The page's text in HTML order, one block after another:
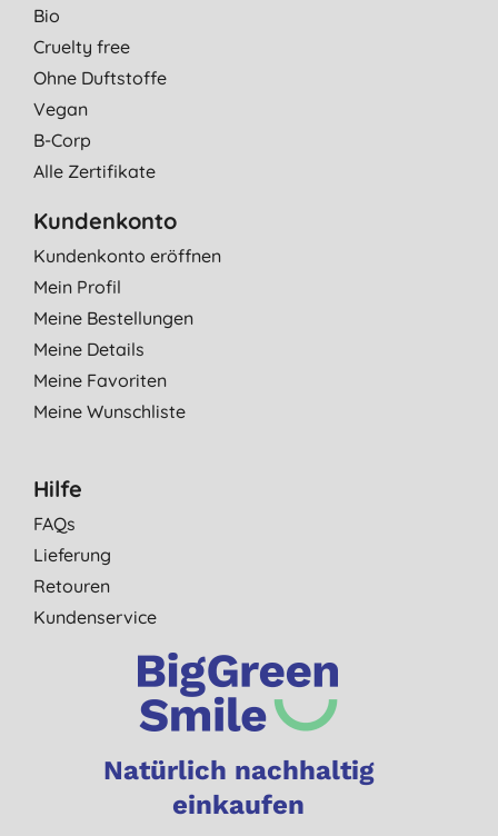
Bio
Cruelty free
Ohne Duftstoffe
Vegan
B-Corp
Alle Zertifikate
Kundenkonto
Kundenkonto eröffnen
Mein Profil
Meine Bestellungen
Meine Details
Meine Favoriten
Meine Wunschliste
Hilfe
FAQs
Lieferung
Retouren
Kundenservice
Natürlich nachhaltig
einkaufen